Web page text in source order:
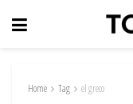
Home Tag el greco